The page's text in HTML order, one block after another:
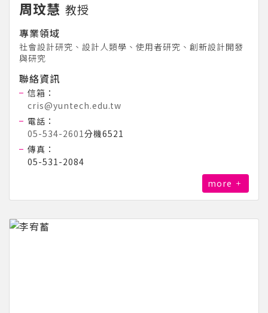
周玟慧 教授
專業領域
社會設計研究、設計人類學、使用者研究、創新設計開發
與研究
聯絡資訊
信箱：
cris@yuntech.edu.tw
電話：
05-534-2601 分機6521
傳真：
05-531-2084
more